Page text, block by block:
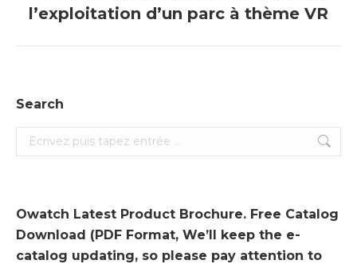
suivant
l’exploitation d’un parc à thème VR
Search
Search:
Owatch Latest Product Brochure. Free Catalog
Download (PDF Format, We’ll keep the e-
catalog updating, so please pay attention to